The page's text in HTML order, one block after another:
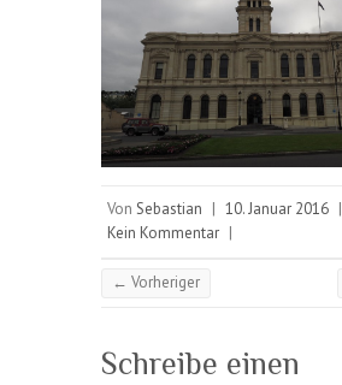
Von Sebastian | 10. Januar 2016 |
Kein Kommentar |
← Vorheriger
Schreibe einen